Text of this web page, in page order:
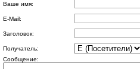
Ваше имя:
E-Mail:
Заголовок:
Получатель:
Сообщение: